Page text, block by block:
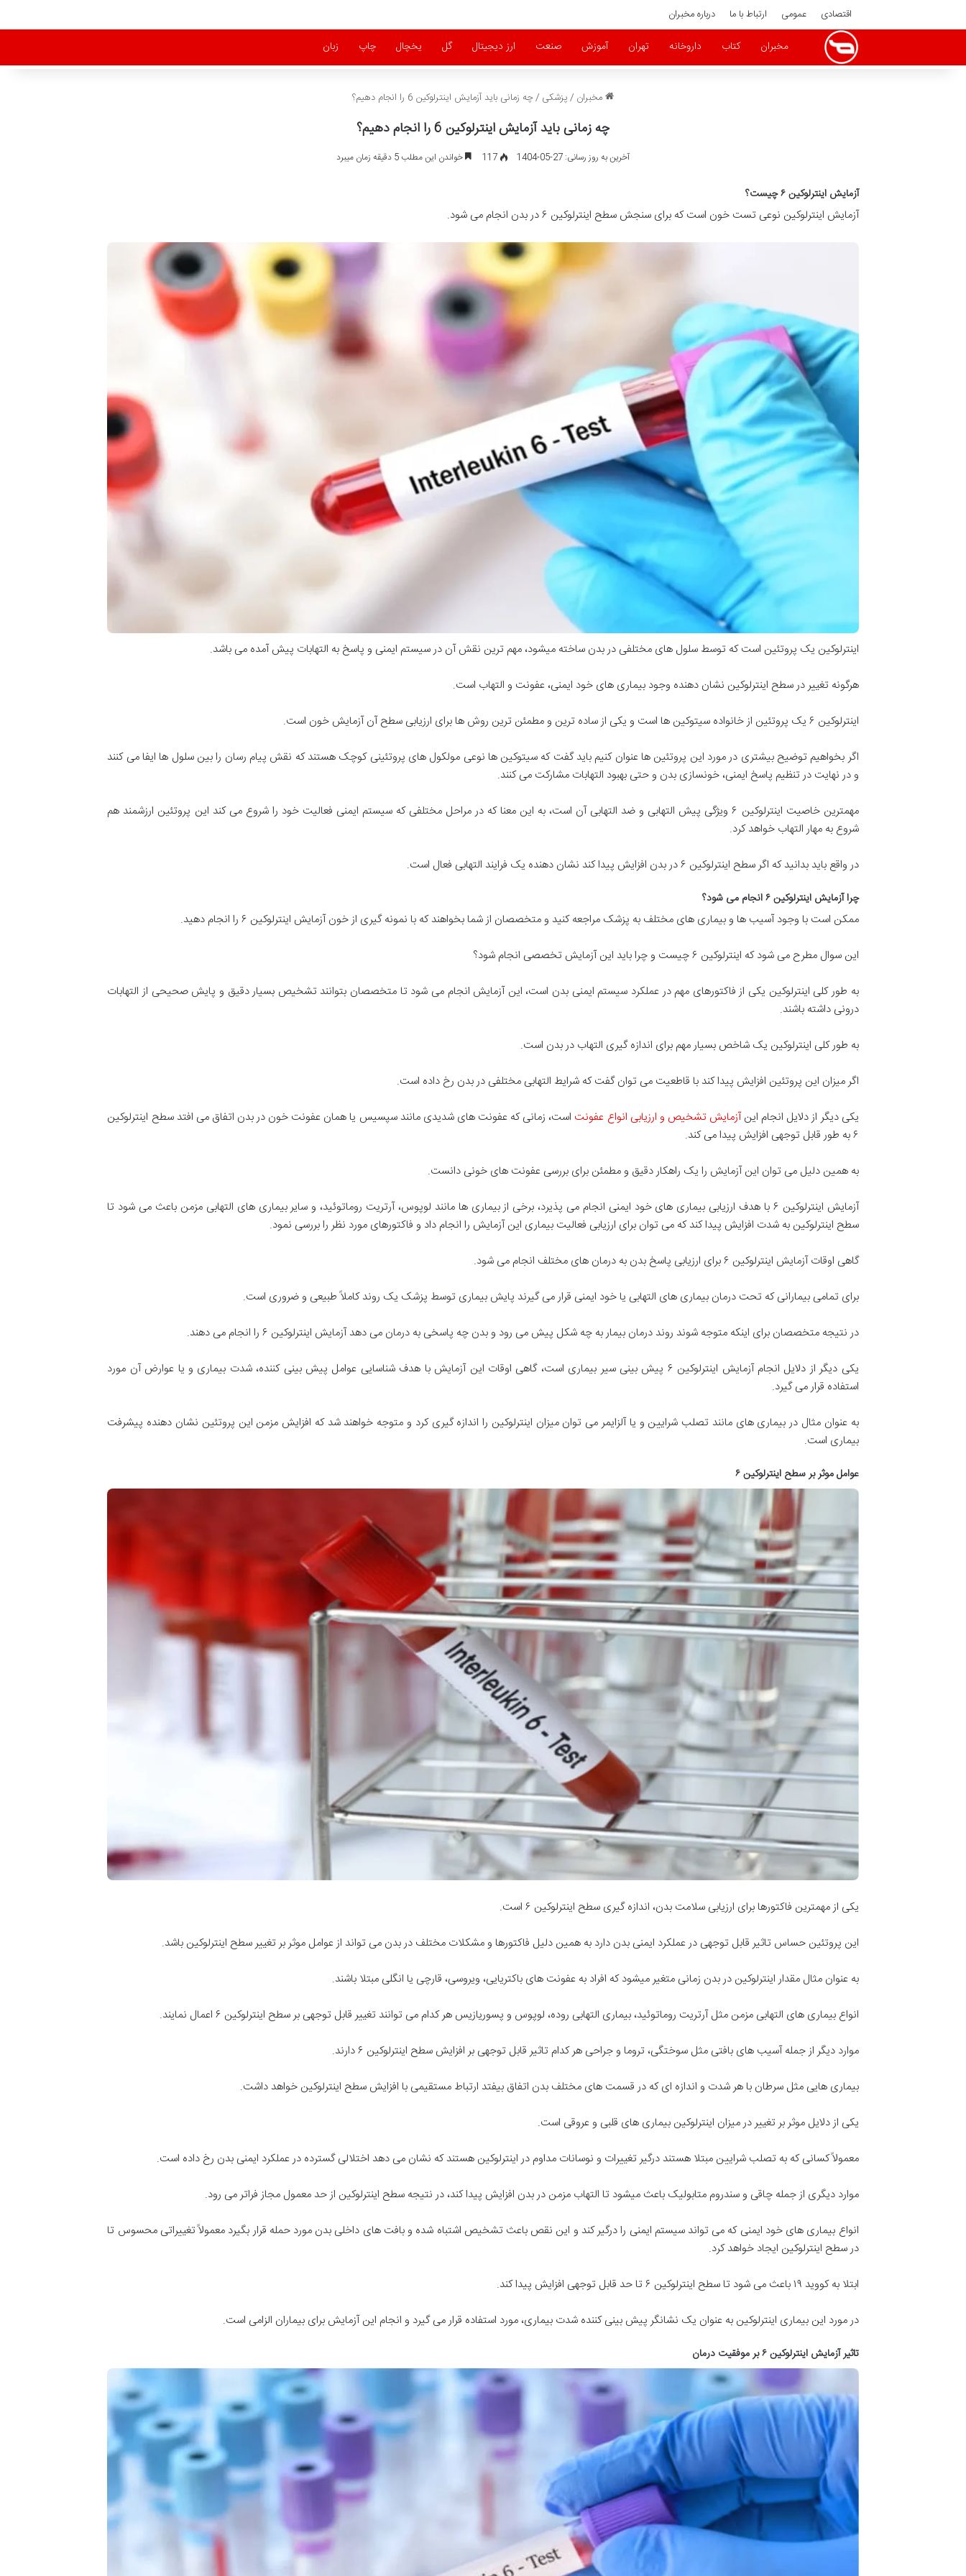
اقتصادی عمومی ارتباط با ما درباره مخبران
مخبران کتاب داروخانه تهران آموزش صنعت ارز دیجیتال گل یخچال چاپ زبان
مخبران /پزشکی /چه زمانی باید آزمایش اینترلوکین 6 را انجام دهیم؟
چه زمانی باید آزمایش اینترلوکین 6 را انجام دهیم؟
آخرین به روز رسانی: 27-05-1404 117 خواندن این مطلب 5 دقیقه زمان میبرد
آزمایش اینترلوکین ۶ چیست؟
آزمایش اینترلوکین نوعی تست خون است که برای سنجش سطح اینترلوکین ۶ در بدن انجام می شود.
اینترلوکین یک پروتئین است که توسط سلول های مختلفی در بدن ساخته میشود، مهم ترین نقش آن در سیستم ایمنی و پاسخ به التهابات پیش آمده می باشد.
هرگونه تغییر در سطح اینترلوکین نشان دهنده وجود بیماری های خود ایمنی، عفونت و التهاب است.
اینترلوکین ۶ یک پروتئین از خانواده سیتوکین ها است و یکی از ساده ترین و مطمئن ترین روش ها برای ارزیابی سطح آن آزمایش خون است.
اگر بخواهیم توضیح بیشتری در مورد این پروتئین ها عنوان کنیم باید گفت که سیتوکین ها نوعی مولکول های پروتئینی کوچک هستند که نقش پیام رسان را بین سلول ها ایفا می کنند
و در نهایت در تنظیم پاسخ ایمنی، خونسازی بدن و حتی بهبود التهابات مشارکت می کنند.
مهمترین خاصیت اینترلوکین ۶ ویژگی پیش التهابی و ضد التهابی آن است، به این معنا که در مراحل مختلفی که سیستم ایمنی فعالیت خود را شروع می کند این پروتئین ارزشمند هم
شروع به مهار التهاب خواهد کرد.
در واقع باید بدانید که اگر سطح اینترلوکین ۶ در بدن افزایش پیدا کند نشان دهنده یک فرایند التهابی فعال است.
چرا آزمایش اینترلوکین ۶ انجام می شود؟
ممکن است با وجود آسیب ها و بیماری های مختلف به پزشک مراجعه کنید و متخصصان از شما بخواهند که با نمونه گیری از خون آزمایش اینترلوکین ۶ را انجام دهید.
این سوال مطرح می شود که اینترلوکین ۶ چیست و چرا باید این آزمایش تخصصی انجام شود؟
به طور کلی اینترلوکین یکی از فاکتورهای مهم در عملکرد سیستم ایمنی بدن است، این آزمایش انجام می شود تا متخصصان بتوانند تشخیص بسیار دقیق و پایش صحیحی از التهابات
درونی داشته باشند.
به طور کلی اینترلوکین یک شاخص بسیار مهم برای اندازه گیری التهاب در بدن است.
اگر میزان این پروتئین افزایش پیدا کند با قاطعیت می توان گفت که شرایط التهابی مختلفی در بدن رخ داده است.
یکی دیگر از دلایل انجام اینآزمایش تشخیص و ارزیابی انواع عفونت است، زمانی که عفونت های شدیدی مانند سپسیس یا همان عفونت خون در بدن اتفاق می افتد سطح اینترلوکین
۶ به طور قابل توجهی افزایش پیدا می کند.
به همین دلیل می توان این آزمایش را یک راهکار دقیق و مطمئن برای بررسی عفونت های خونی دانست.
آزمایش اینترلوکین ۶ با هدف ارزیابی بیماری های خود ایمنی انجام می پذیرد، برخی از بیماری ها مانند لوپوس، آرتریت روماتوئید، و سایر بیماری های التهابی مزمن باعث می شود تا
سطح اینترلوکین به شدت افزایش پیدا کند که می توان برای ارزیابی فعالیت بیماری این آزمایش را انجام داد و فاکتورهای مورد نظر را بررسی نمود.
گاهی اوقات آزمایش اینترلوکین ۶ برای ارزیابی پاسخ بدن به درمان های مختلف انجام می شود.
برای تمامی بیمارانی که تحت درمان بیماری های التهابی یا خود ایمنی قرار می گیرند پایش بیماری توسط پزشک یک روند کاملاً طبیعی و ضروری است.
در نتیجه متخصصان برای اینکه متوجه شوند روند درمان بیمار به چه شکل پیش می رود و بدن چه پاسخی به درمان می دهد آزمایش اینترلوکین ۶ را انجام می دهند.
یکی دیگر از دلایل انجام آزمایش اینترلوکین ۶ پیش بینی سیر بیماری است، گاهی اوقات این آزمایش با هدف شناسایی عوامل پیش بینی کننده، شدت بیماری و یا عوارض آن مورد
استفاده قرار می گیرد.
به عنوان مثال در بیماری های مانند تصلب شرایین و یا آلزایمر می توان میزان اینترلوکین را اندازه گیری کرد و متوجه خواهند شد که افزایش مزمن این پروتئین نشان دهنده پیشرفت
بیماری است.
عوامل موثر بر سطح اینترلوکین ۶
یکی از مهمترین فاکتورها برای ارزیابی سلامت بدن، اندازه گیری سطح اینترلوکین ۶ است.
این پروتئین حساس تاثیر قابل توجهی در عملکرد ایمنی بدن دارد به همین دلیل فاکتورها و مشکلات مختلف در بدن می تواند از عوامل موثر بر تغییر سطح اینترلوکین باشد.
به عنوان مثال مقدار اینترلوکین در بدن زمانی متغیر میشود که افراد به عفونت های باکتریایی، ویروسی، قارچی یا انگلی مبتلا باشند.
انواع بیماری های التهابی مزمن مثل آرتریت روماتوئید، بیماری التهابی روده، لوپوس و پسوریازیس هر کدام می توانند تغییر قابل توجهی بر سطح اینترلوکین ۶ اعمال نمایند.
موارد دیگر از جمله آسیب های بافتی مثل سوختگی، تروما و جراحی هر کدام تاثیر قابل توجهی بر افزایش سطح اینترلوکین ۶ دارند.
بیماری هایی مثل سرطان با هر شدت و اندازه ای که در قسمت های مختلف بدن اتفاق بیفتد ارتباط مستقیمی با افزایش سطح اینترلوکین خواهد داشت.
یکی از دلایل موثر بر تغییر در میزان اینترلوکین بیماری های قلبی و عروقی است.
معمولاً کسانی که به تصلب شرایین مبتلا هستند درگیر تغییرات و نوسانات مداوم در اینترلوکین هستند که نشان می دهد اختلالی گسترده در عملکرد ایمنی بدن رخ داده است.
موارد دیگری از جمله چاقی و سندروم متابولیک باعث میشود تا التهاب مزمن در بدن افزایش پیدا کند، در نتیجه سطح اینترلوکین از حد معمول مجاز فراتر می رود.
انواع بیماری های خود ایمنی که می تواند سیستم ایمنی را درگیر کند و این نقص باعث تشخیص اشتباه شده و بافت های داخلی بدن مورد حمله قرار بگیرد معمولاً تغییراتی محسوس تا
در سطح اینترلوکین ایجاد خواهد کرد.
ابتلا به کووید ۱۹ باعث می شود تا سطح اینترلوکین ۶ تا حد قابل توجهی افزایش پیدا کند.
در مورد این بیماری اینترلوکین به عنوان یک نشانگر پیش بینی کننده شدت بیماری، مورد استفاده قرار می گیرد و انجام این آزمایش برای بیماران الزامی است.
تاثیر آزمایش اینترلوکین ۶ بر موفقیت درمان